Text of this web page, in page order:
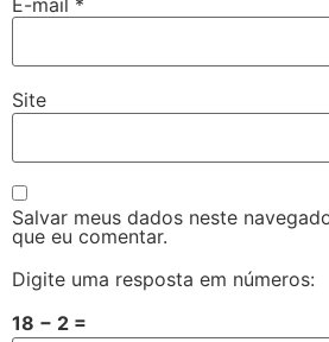
Site
Salvar meus dados neste
que eu comentar.
Digite uma resposta em números:
18 − 2 =